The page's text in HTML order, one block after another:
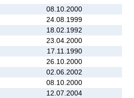
08.10.2000
24.08.1999
18.02.1992
23.04.2000
17.11.1990
26.10.2000
02.06.2002
08.10.2000
12.07.2004